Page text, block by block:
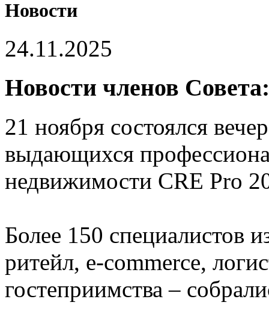
Новости
24.11.2025
Новости членов
21 ноября состоялся
выдающихся
недвижимости CRE Pro
Более 150 специалистов
ритейл, e-commerce,
гостеприимства –